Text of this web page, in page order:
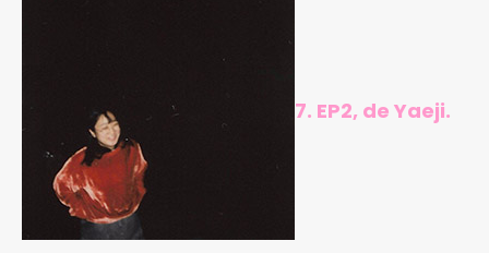
7. EP2, de Yaeji.